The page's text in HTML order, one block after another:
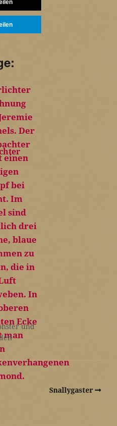
und
Snallygaster